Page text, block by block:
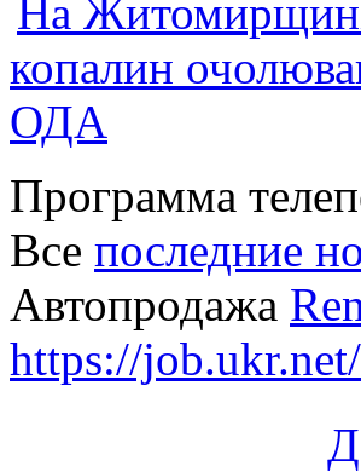
На
копалин
ОДА
Программа
Все последние
Автопродажа
https://job.ukr.net/